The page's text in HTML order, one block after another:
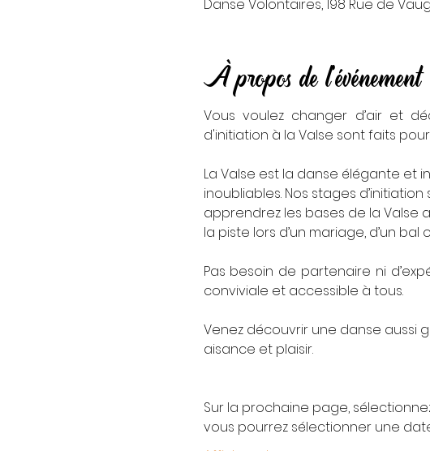
Danse Volontaires, 198 Rue de
À propos de l'événement
Vous voulez changer d’air et
d'initiation à la Valse sont faits
La Valse est la danse élégante et
inoubliables.​ Nos stages
apprendrez les bases de la Valse
la piste lors d’un mariage, d’un
Pas besoin de partenaire ni
conviviale et accessible à tous.
Venez découvrir une danse aussi
aisance et plaisir.
Sur la prochaine page,
vous pourrez sélectionner une